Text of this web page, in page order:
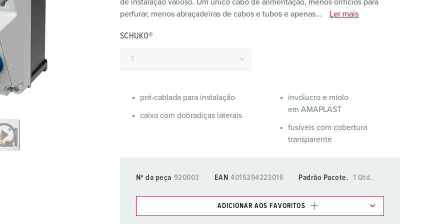
Fichas e tomadas de acordo com normas internacionais
Tecnologia de dados/redes
Acessórios
Bombeiros e proteção civil
Eventos e espetáculos
de instalação valioso. Um único cabo de alimentação, menos orifícios para
perfurar, menos abraçadeiras de cabos e tubos e apenas...
Ler mais
SCHUKO®
pré-cablada para instalação
caixa com dobradiças laterais
invólucro e miolo
em AMAPLAST
fusíveis com cobertura
transparente
Nº da peça 920003 EAN 4015394223016 Padrão Pacote. 1 Qtd.
ADICIONAR AOS FAVORITOS